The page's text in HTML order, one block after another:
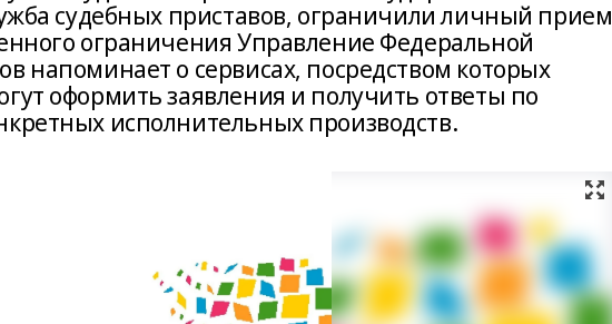
судебных приставов, ограничили личный прием
ограничения Управление Федеральной
напоминает о сервисах, посредством которых
оформить заявления и получить ответы по
исполнительных производств.